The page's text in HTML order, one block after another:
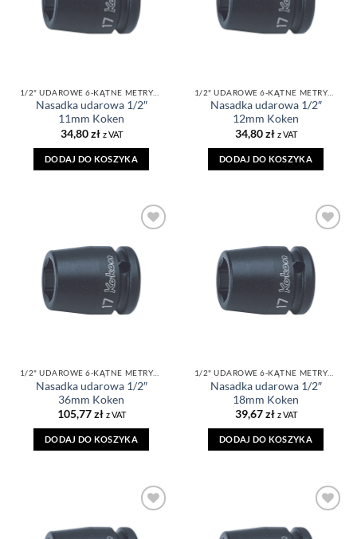
Nasadka udarowa 1/2″
11mm Koken
34,80zł z VAT
DODAJ DO KOSZYKA
Nasadka udarowa 1/2″
12mm Koken
34,80zł z VAT
DODAJ DO KOSZYKA
ULUBIONYCH
Nasadka udarowa 1/2″
36mm Koken
105,77zł z VAT
DODAJ DO KOSZYKA
ULUBIONYCH
Nasadka udarowa 1/2″
18mm Koken
39,67zł z VAT
DODAJ DO KOSZYKA